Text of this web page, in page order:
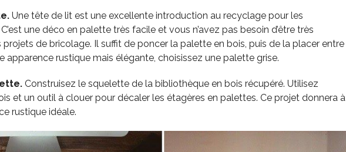
Une tête de lit est une excellente introduction au recyclage pour les
une déco en palette très facile et vous n’avez pas besoin d’être très
de bricolage. Il suffit de poncer la palette en bois, puis de la placer entre
apparence rustique mais élégante, choisissez une palette grise.
Construisez le squelette de la bibliothèque en bois récupéré. Utilisez
et un outil à clouer pour décaler les étagères en palettes. Ce projet donnera à
rustique idéale.